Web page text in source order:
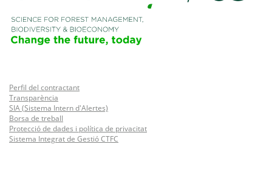
Perfil del contractant
Transparència
SIA (Sistema Intern d'Alertes)
Borsa de treball
Protecció de dades i política de privacitat
Sistema Integrat de Gestió CTFC